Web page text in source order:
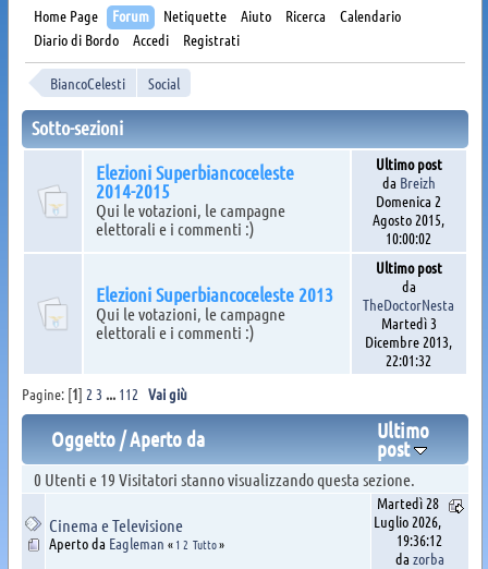
Home Page
Forum Netiquette Aiuto Ricerca
Calendario
Diario di Bordo
Accedi Registrati
BiancoCelesti Social
Sotto-sezioni
Elezioni Superbiancoceleste
2014-2015
Qui le votazioni, le campagne
elettorali e i commenti :)
Ultimo post
da Breizh
Domenica 2
Agosto 2015,
10:00:02
Elezioni Superbiancoceleste 2013
Qui le votazioni, le campagne
elettorali e i commenti :)
Ultimo post
da
TheDoctorNesta
Martedì 3
Dicembre 2013,
22:01:32
Pagine: [1] 2 3 ... 112 Vai giù
Oggetto/Aperto da Ultimo
post
0 Utenti e 19 Visitatori stanno visualizzando questa sezione.
Cinema e Televisione
Aperto da Eagleman «1 2 Tutto»
Martedì 28
Luglio 2026,
19:36:12
da zorba